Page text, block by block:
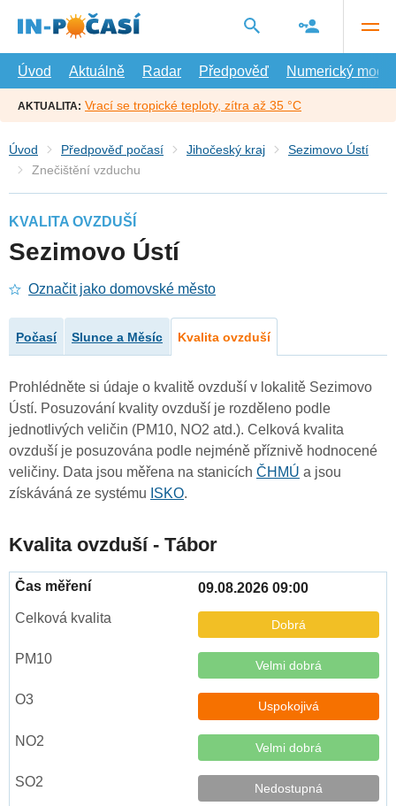
hlavní
Úvod
Aktuálně Radar Předpověď Numerický model
AKTUALITA: Vrací se tropické teploty, zítra až 35 °C
Úvod Předpověď počasí Jihočeský kraj
Sezimovo Ústí
Znečištění vzduchu
KVALITA OVZDUŠÍ
Sezimovo Ústí
Označit jako domovské město
Počasí Slunce a Měsíc Kvalita ovzduší
Prohlédněte si údaje o kvalitě ovzduší v lokalitě Sezimovo
Ústí. Posuzování kvality ovzduší je rozděleno podle
jednotlivých veličin (PM10, NO2 atd.). Celková kvalita
ovzduší je posuzována podle nejméně příznivě hodnocené
veličiny. Data jsou měřena na stanicích ČHMÚ a jsou
získáváná ze systému ISKO.
Kvalita ovzduší - Tábor
09.08.2026 09:00
Dobrá
Velmi dobrá
Uspokojivá
Velmi dobrá
Nedostupná